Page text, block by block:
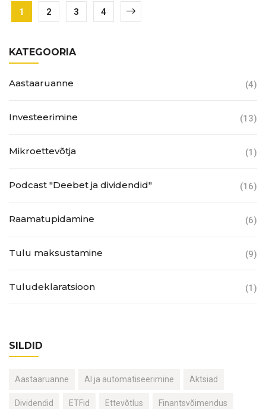
1 2 3 4
KATEGOORIA
Aastaaruanne (4)
Investeerimine (13)
Mikroettevõtja (1)
Podcast "Deebet ja dividendid" (16)
Raamatupidamine (6)
Tulu maksustamine (9)
Tuludeklaratsioon (1)
SILDID
Aastaaruanne AI ja automatiseerimine Aktsiad
Dividendid ETFid Ettevõtlus Finantsvõimendus